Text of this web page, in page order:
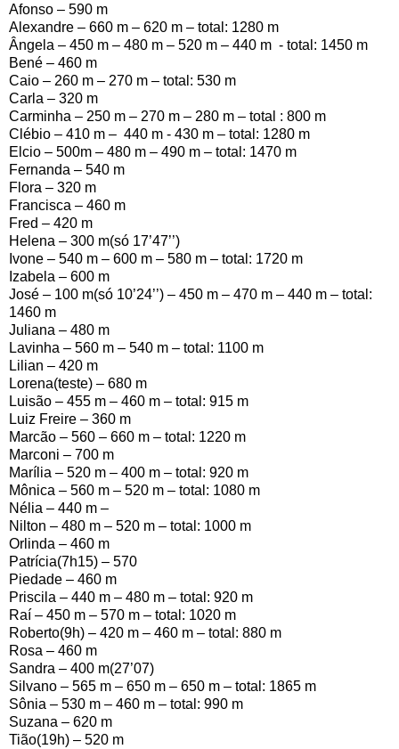
Afonso – 590 m
Alexandre – 660 m – 620 m – total: 1280 m
Ângela – 450 m – 480 m – 520 m – 440 m - total: 1450 m
Bené – 460 m
Caio – 260 m – 270 m – total: 530 m
Carla – 320 m
Carminha – 250 m – 270 m – 280 m – total : 800 m
Clébio – 410 m – 440 m - 430 m – total: 1280 m
Elcio – 500m – 480 m – 490 m – total: 1470 m
Fernanda – 540 m
Flora – 320 m
Francisca – 460 m
Fred – 420 m
Helena – 300 m(só 17’47’’)
Ivone – 540 m – 600 m – 580 m – total: 1720 m
Izabela – 600 m
José – 100 m(só 10’24’’) – 450 m – 470 m – 440 m – total:
1460 m
Juliana – 480 m
Lavinha – 560 m – 540 m – total: 1100 m
Lilian – 420 m
Lorena(teste) – 680 m
Luisão – 455 m – 460 m – total: 915 m
Luiz Freire – 360 m
Marcão – 560 – 660 m – total: 1220 m
Marconi – 700 m
Marília – 520 m – 400 m – total: 920 m
Mônica – 560 m – 520 m – total: 1080 m
Nélia – 440 m –
Nilton – 480 m – 520 m – total: 1000 m
Orlinda – 460 m
Patrícia(7h15) – 570
Piedade – 460 m
Priscila – 440 m – 480 m – total: 920 m
Raí – 450 m – 570 m – total: 1020 m
Roberto(9h) – 420 m – 460 m – total: 880 m
Rosa – 460 m
Sandra – 400 m(27’07)
Silvano – 565 m – 650 m – 650 m – total: 1865 m
Sônia – 530 m – 460 m – total: 990 m
Suzana – 620 m
Tião(19h) – 520 m